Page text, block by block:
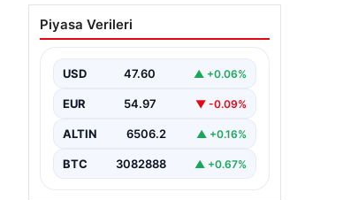
Ertuğrul Özkök’ün
Hakaret İddialarına İfade
Ünlü gazeteci ve yazar Ertuğrul
iddialarıyla yürütülen soruşturma
Piyasa Verileri
USD 47.60 ▲ +0.06%
EUR 54.97 ▼ -0.09%
ALTIN 6506.2 ▲ +0.16%
BTC 3082888 ▲ +0.67%